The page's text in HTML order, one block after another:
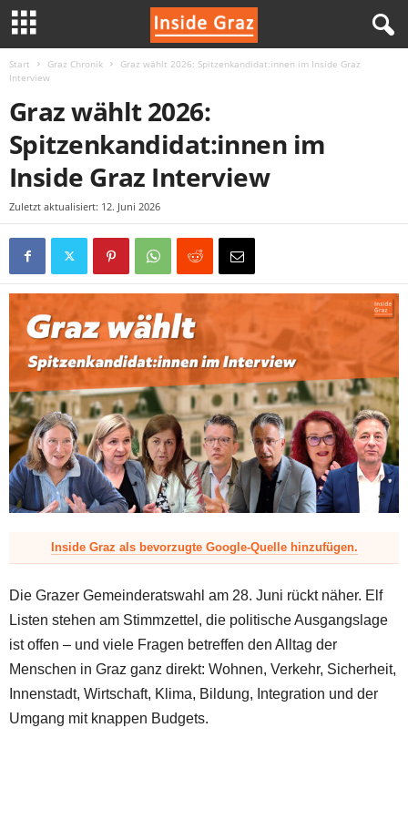
Start Graz Chronik
Graz wählt 2026: Spitzenkandidat:innen im Inside Graz
Interview
Graz wählt 2026:
Spitzenkandidat:innen im
Inside Graz Interview
Zuletzt aktualisiert: 12. Juni 2026
Inside Graz als bevorzugte Google-Quelle hinzufügen.
Die Grazer Gemeinderatswahl am 28. Juni rückt näher. Elf
Listen stehen am Stimmzettel, die politische Ausgangslage
ist offen – und viele Fragen betreffen den Alltag der
Menschen in Graz ganz direkt: Wohnen, Verkehr, Sicherheit,
Innenstadt, Wirtschaft, Klima, Bildung, Integration und der
Umgang mit knappen Budgets.